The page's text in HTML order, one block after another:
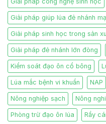
Giải pháp giúp lúa đẻ nhánh
Giải pháp sinh học trong sản
Giải pháp đẻ nhánh lớn đòng
Kiểm soát đạo ôn cổ bông
Lúa mắc bệnh vi khuẩn NAP
Nông nghiệp sạch Nông
Phòng trừ đạo ôn lúa Rầy